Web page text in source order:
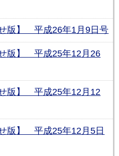
版】 平成26年1月9日号
版】 平成25年12月26
版】 平成25年12月12
版】 平成25年12月5日